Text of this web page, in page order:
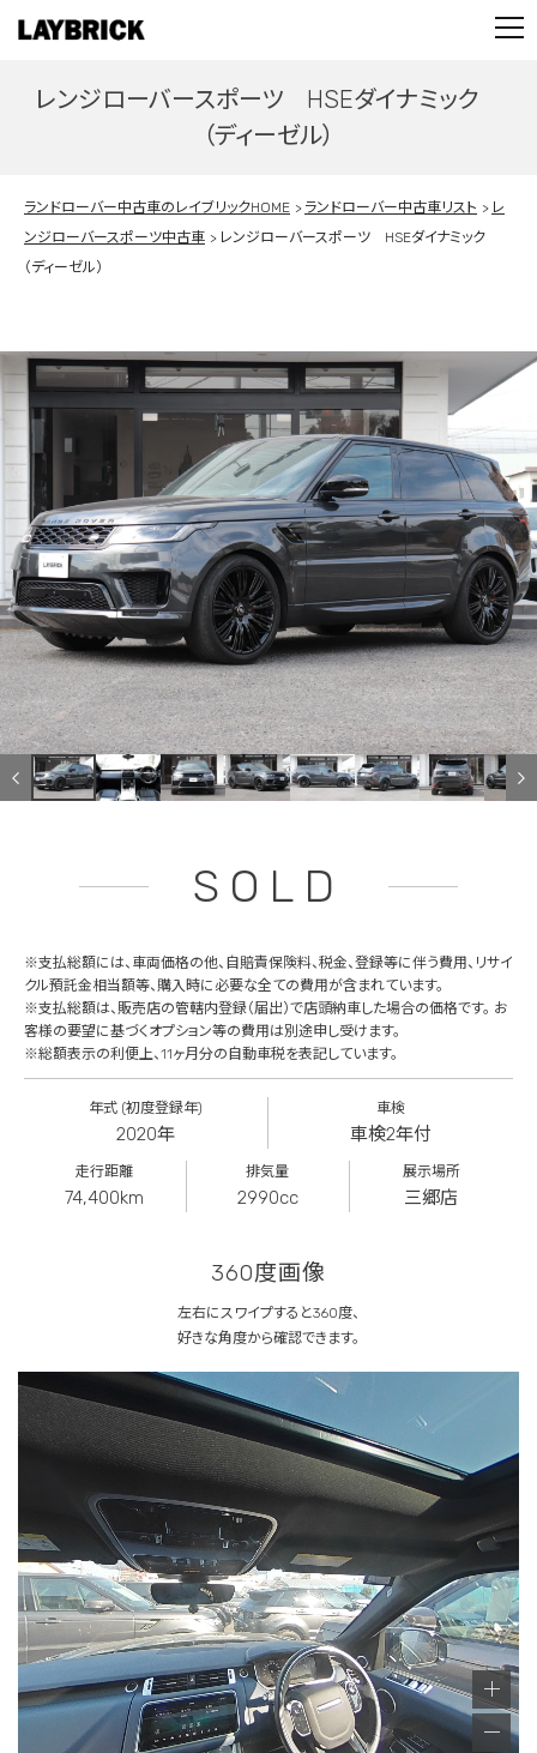
CONTACT
PRIVACY POLICY
レンジローバースポーツ HSEダイナミック
（ディーゼル）
ランドローバー中古車のレイブリックHOME ランドローバー中古車リスト
レ
ンジローバースポーツ中古車
レンジローバースポーツ HSEダイナミック
（ディーゼル）
SOLD
※支払総額には、車両価格の他、自賠責保険料、税金、登録等に伴う費用、リサイ
クル預託金相当額等、購入時に必要な全ての費用が含まれています。
※支払総額は、販売店の管轄内登録（届出）で店頭納車した場合の価格です。 お
客様の要望に基づくオプション等の費用は別途申し受けます。
※総額表示の利便上、11ヶ月分の自動車税を表記しています。
年式 (初度登録年)
2020年
車検
車検2年付
走行距離
74,400km
排気量
2990cc
展示場所
三郷店
360度画像
左右にスワイプすると360度、
好きな角度から確認できます。